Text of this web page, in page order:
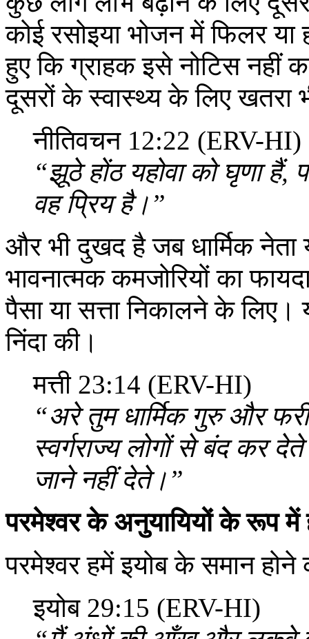
कोई रसोइया भोजन में फिलर या
हुए कि ग्राहक इसे नोटिस नहीं
दूसरों के स्वास्थ्य के लिए खतरा
नीतिवचन 12:22 (ERV-HI)
“झूठे होंठ यहोवा को घृणा
वह प्रिय है।”
और भी दुखद है जब धार्मिक नेता
भावनात्मक कमजोरियों का
पैसा या सत्ता निकालने के
निंदा की।
मत्ती 23:14 (ERV-HI)
“अरे तुम धार्मिक गुरु और
स्वर्गराज्य लोगों से बंद कर
जाने नहीं देते।”
परमेश्वर के अनुयायियों के रूप में
परमेश्वर हमें इयोब के समान
इयोब 29:15 (ERV-HI)